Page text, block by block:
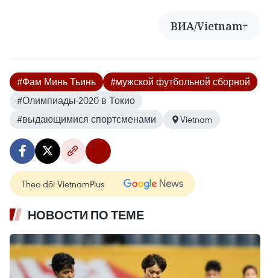
ВИА/Vietnam+
#Фам Минь Тьинь
#мужской футбольной сборной
#Олимпиады-2020 в Токио
#выдающимися спортсменами
Vietnam
Theo dõi VietnamPlus
НОВОСТИ ПО ТЕМЕ